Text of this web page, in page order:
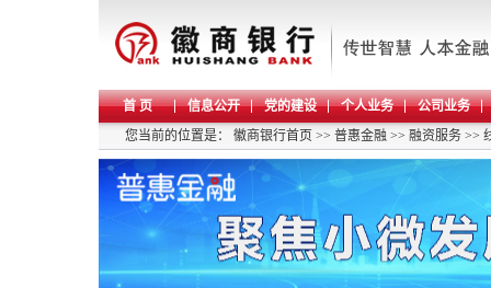
首 页 信息公开 党的建设 个人业务
公司业务
您当前的位置是： 徽商银行首页 >> 普惠金融 >> 融资服务 >>